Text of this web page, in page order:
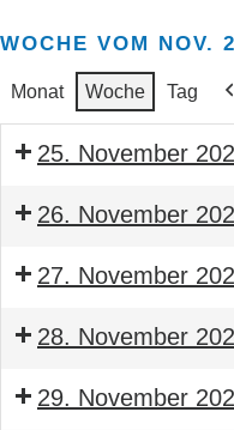
WOCHE VOM NOV.
Monat Woche Tag
25. November
Seminar
Bauleitender
Obermonteur
26. November
Seminar
Bauleitender
Obermonteur
TGA-
Wirtschaftsforum
27. November
Seminar
Bauleitender
Obermonteur
TGA-
Wirtschaftsforum
28. November
Seminar
Bauleitender
29. November